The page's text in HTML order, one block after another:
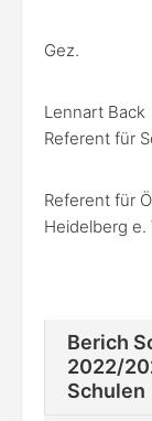
Gez.
Lennart Back
Referent für
Referent für
Heidelberg e.
Berich
2022/
Schulen